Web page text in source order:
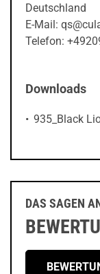
Deutschland
E-Mail:
Telefon:
Downloads
935_Black
DAS SAGEN